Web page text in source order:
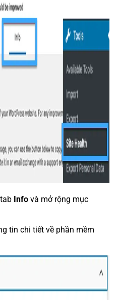
Info và mở rộng mục
tin chi tiết về phần mềm